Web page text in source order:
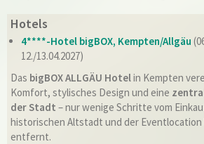
Hotels
4****-Hotel bigBOX, Kempten/Allgäu
12./13.04.2027)
Das bigBOX ALLGÄU Hotelin Kempten
Komfort, stylisches Design und eine
der Stadt – nur wenige Schritte vom
historischen Altstadt und der Eventlocation
entfernt.